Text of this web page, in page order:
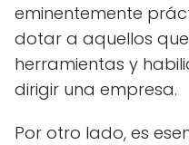
eminentemente
dotar a aquellos
herramientas y
dirigir una empresa.
Por otro lado, es